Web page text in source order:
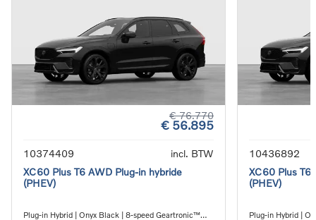
€ 76.770
€ 56.895
10374409
incl. BTW
XC60 Plus T6 AWD Plug-in hybride
(PHEV)
Plug-in Hybrid | Onyx Black | 8-speed Geartronic™
10436892
XC60 Plus T6
(PHEV)
Plug-in Hybrid |